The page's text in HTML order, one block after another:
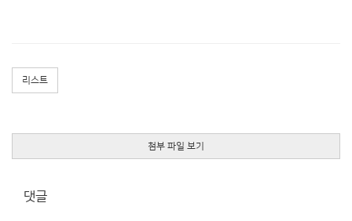
리스트
첨부 파일 보기
댓글